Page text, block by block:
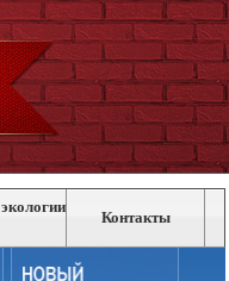
Контакты